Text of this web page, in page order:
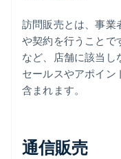
訪問販売とは、事業
や契約を行うことで
など、店舗に該当し
セールスやアポイン
含まれます。
通信販売